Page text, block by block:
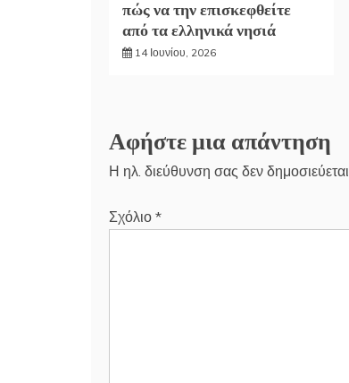
πώς να την επισκεφθείτε
από τα ελληνικά νησιά
14 Ιουνίου, 2026
Αφήστε μια απάντηση
Η ηλ. διεύθυνση σας δεν δημοσιεύεται.
Σχόλιο *